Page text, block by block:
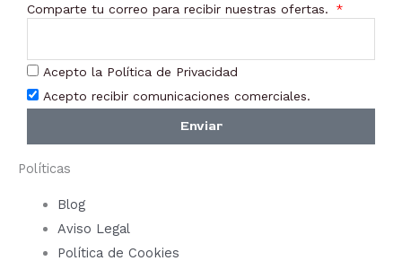
Comparte tu correo para recibir nuestras ofertas.
Acepto la Política de Privacidad
Acepto recibir comunicaciones comerciales.
Enviar
Políticas
Blog
Aviso Legal
Política de Cookies